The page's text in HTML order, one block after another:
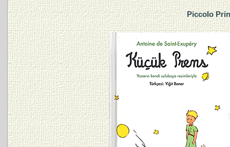
Piccolo